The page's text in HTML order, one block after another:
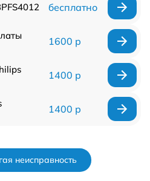
бесплатно
1600 р
1400 р
1400 р
неисправность